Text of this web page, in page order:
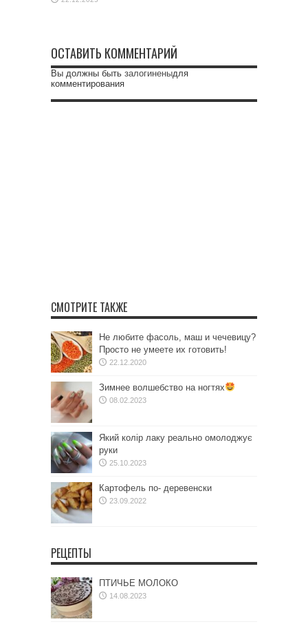
ОСТАВИТЬ КОММЕНТАРИЙ
Вы должны быть залогиненыдля
комментирования
СМОТРИТЕ ТАКЖЕ
Не любите фасоль, маш и чечевицу?
Просто не умеете их готовить!
22.12.2020
Зимнее волшебство на ногтях
08.02.2023
Який колір лаку реально омолоджує
руки
25.10.2023
Картофель по- деревенски
23.09.2022
РЕЦЕПТЫ
ПТИЧЬЕ МОЛОКО
14.08.2023